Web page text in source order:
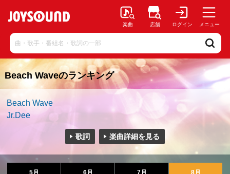
楽曲 店舗 ログイン メニュー
Beach Waveのランキング
Beach Wave
Jr.Dee
歌詞 楽曲詳細を見る
5月 6月 7月 8月